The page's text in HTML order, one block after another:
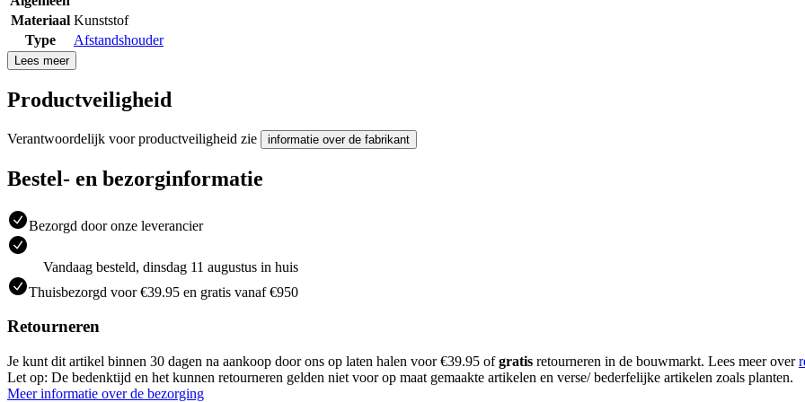
Materiaal Kunststof
Type
Afstandshouder
Lees meer
Productveiligheid
Verantwoordelijk voor productveiligheid zie informatie over de fabrikant
Bestel- en bezorginformatie
Bezorgd door onze leverancier
Vandaag besteld, dinsdag 11 augustus in huis
Thuisbezorgd voor €39.95 en gratis vanaf €950
Retourneren
Je kunt dit artikel binnen 30 dagen na aankoop door ons op laten halen voor €39.95 ofgratis retourneren in de bouwmarkt. Lees meer over
Let op: De bedenktijd en het kunnen retourneren gelden niet voor op maat gemaakte artikelen en verse/ bederfelijke artikelen zoals planten.
Meer informatie over de bezorging